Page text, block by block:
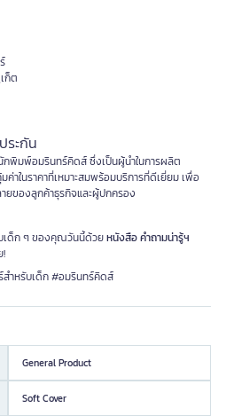
ก็ต
ระกัน
พิมพ์อมรินทร์คิดส์ ซึ่งเป็นผู้นำในการผลิต
ในราคาที่เหมาะสมพร้อมบริการที่ดีเยี่ยม เพื่อ
ของลูกค้าธุรกิจและผู้ปกครอง
เด็ก ๆ ของคุณวันนี้ด้วยหนังสือ คำถามน่ารู้ฯ
!
ำหรับเด็ก #อมรินทร์คิดส์
General Product
Soft Cover